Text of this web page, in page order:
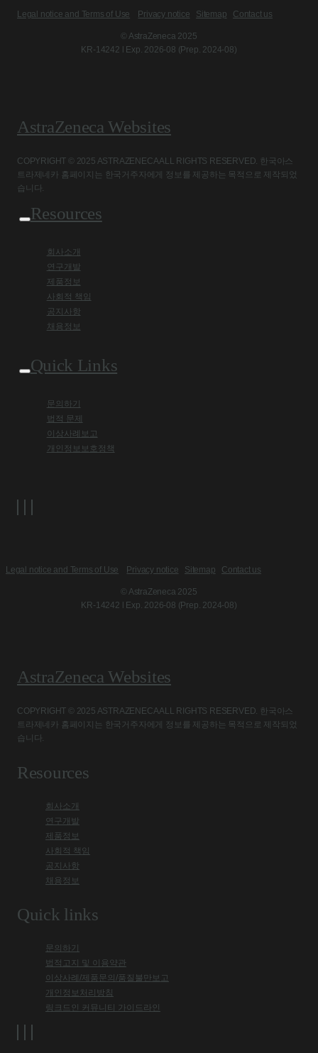
Legal notice and Terms of Use Privacy notice Sitemap Contact us
© AstraZeneca 2025
KR-14242 l Exp. 2026-08 (Prep. 2024-08)
AstraZeneca Websites
COPYRIGHT © 2025 ASTRAZENECA ALL RIGHTS RESERVED. 한국아스
트라제네카 홈페이지는 한국거주자에게 정보를 제공하는 목적으로 제작되었
습니다.
Resources
회사소개
연구개발
제품정보
사회적 책임
공지사항
채용정보
Quick Links
문의하기
법적 문제
이상사례보고
개인정보보호정책
Legal notice and Terms of Use Privacy notice Sitemap Contact us
© AstraZeneca 2025
KR-14242 l Exp. 2026-08 (Prep. 2024-08)
AstraZeneca Websites
COPYRIGHT © 2025 ASTRAZENECA ALL RIGHTS RESERVED. 한국아스
트라제네카 홈페이지는 한국거주자에게 정보를 제공하는 목적으로 제작되었
습니다.
Resources
회사소개
연구개발
제품정보
사회적 책임
공지사항
채용정보
Quick links
문의하기
법적고지 및 이용약관
이상사례/제품문의/품질불만보고
개인정보처리방침
링크드인 커뮤니티 가이드라인